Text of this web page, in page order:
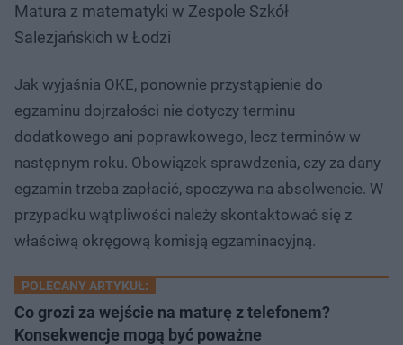
Matura z matematyki w Zespole Szkół
Salezjańskich w Łodzi
Jak wyjaśnia OKE, ponownie przystąpienie do
egzaminu dojrzałości nie dotyczy terminu
dodatkowego ani poprawkowego, lecz terminów w
następnym roku. Obowiązek sprawdzenia, czy za dany
egzamin trzeba zapłacić, spoczywa na absolwencie. W
przypadku wątpliwości należy skontaktować się z
właściwą okręgową komisją egzaminacyjną.
POLECANY ARTYKUŁ:
Co grozi za wejście na maturę z telefonem?
Konsekwencje mogą być poważne